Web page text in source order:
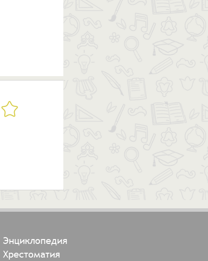
Энциклопедия
Хрестоматия